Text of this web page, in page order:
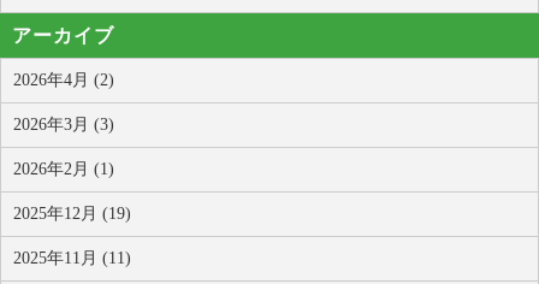
アーカイブ
2026年4月 (2)
2026年3月 (3)
2026年2月 (1)
2025年12月 (19)
2025年11月 (11)